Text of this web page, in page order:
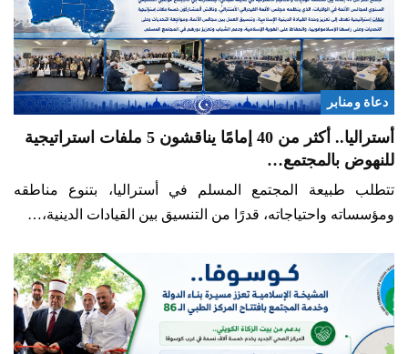
دعاة ومنابر
أستراليا.. أكثر من 40 إمامًا يناقشون 5 ملفات استراتيجية
للنهوض بالمجتمع…
تتطلب طبيعة المجتمع المسلم في أستراليا، بتنوع مناطقه
ومؤسساته واحتياجاته، قدرًا من التنسيق بين القيادات الدينية،…